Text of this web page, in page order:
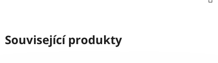
Související produkty